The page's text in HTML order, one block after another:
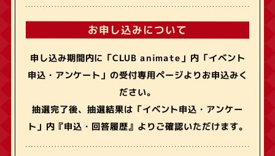
お申し込みについて
申し込み期間内に「CLUB animate」内「イベント
申込・アンケート」の受付専用ページよりお申込みく
ださい。
抽選完了後、抽選結果は「イベント申込・アンケー
ト」内『申込・回答履歴』よりご確認いただけます。